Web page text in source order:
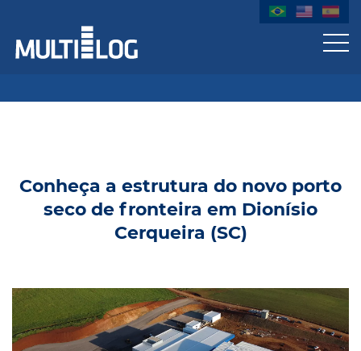
Conheça a estrutura do novo porto
seco de fronteira em Dionísio
Cerqueira (SC)